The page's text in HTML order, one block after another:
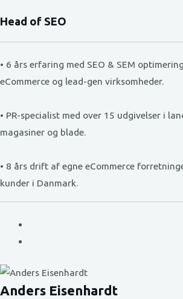
Head of SEO
• 6 års erfaring med SEO & SEM
eCommerce og lead-gen virksomheder.
• PR-specialist med over 15 udgivelser i
magasiner og blade.
• 8 års drift af egne eCommerce
kunder i Danmark.
Anders Eisenhardt